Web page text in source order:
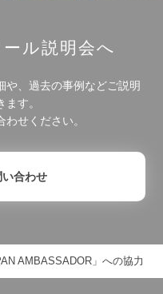
ル説明会へ
や、過去の事例などご説明
す。
せください。
合わせ
AMBASSADOR」への協力